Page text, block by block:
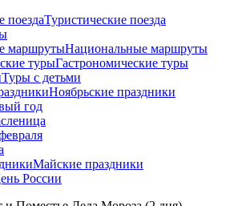
Туристические поезда
Национальные маршруты
Гастрономические туры
Туры с детьми
Ноябрьские праздники
год
Майские праздники
России